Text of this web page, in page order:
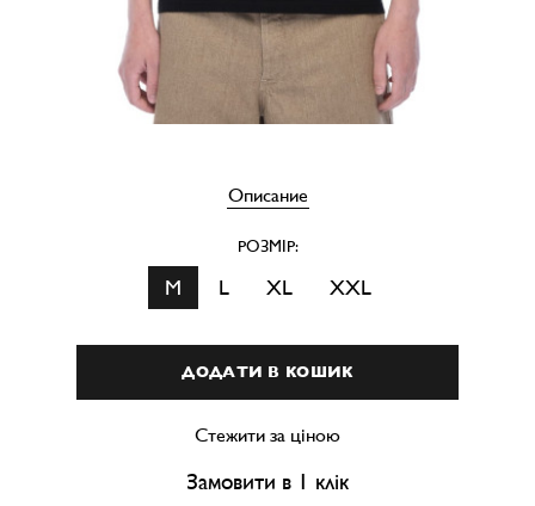
Описание
РОЗМІР:
M L XL XXL
ДОДАТИ В КОШИК
Стежити за ціною
Замовити в 1 клік